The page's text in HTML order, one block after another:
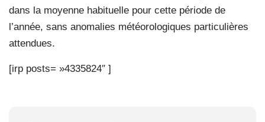
dans la moyenne habituelle pour cette période de
l’année, sans anomalies météorologiques particulières
attendues.
[irp posts= »4335824″ ]